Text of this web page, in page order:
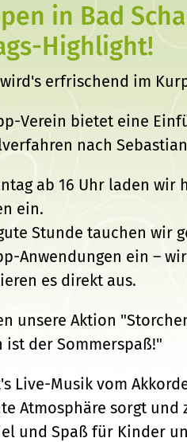
in Bad
Highlight!
erfrischend im
Verein bietet eine
nach
ab 16 Uhr laden wir
ein.
Stunde tauchen wir
Anwendungen ein –
es direkt aus.
unsere Aktion
ist der Sommerspaß!"
Live-Musik vom
Atmosphäre sorgt
und Spaß für Kinder